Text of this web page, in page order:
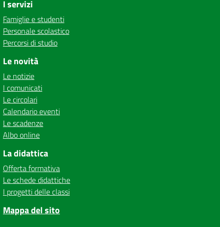
I servizi
Famiglie e studenti
Personale scolastico
Percorsi di studio
Le novità
Le notizie
I comunicati
Le circolari
Calendario eventi
Le scadenze
Albo online
La didattica
Offerta formativa
Le schede didattiche
I progetti delle classi
Mappa del sito